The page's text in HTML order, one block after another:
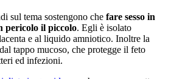
sul tema sostengono che fare sesso in
pericolo il piccolo. Egli è isolato
e al liquido amniotico. Inoltre la
tappo mucoso, che protegge il feto
ed infezioni.